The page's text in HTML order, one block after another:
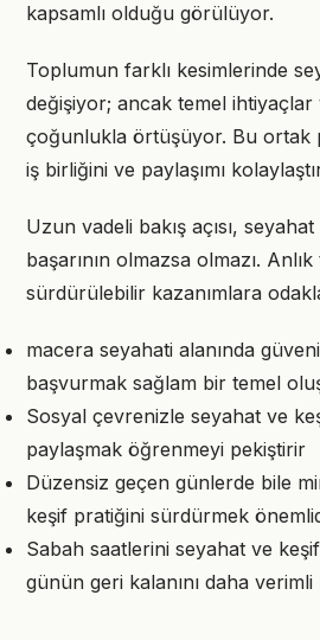
kapsamlı olduğu görülüyor.
Toplumun farklı kesimlerinde
değişiyor; ancak temel ihtiyaçlar
çoğunlukla örtüşüyor. Bu ortak
iş birliğini ve paylaşımı
Uzun vadeli bakış açısı,
başarının olmazsa olmazı.
sürdürülebilir kazanımlara
macera seyahati alanında
başvurmak sağlam bir temel
Sosyal çevrenizle seyahat ve
paylaşmak öğrenmeyi pekiştirir
Düzensiz geçen günlerde bile
keşif pratiğini sürdürmek
Sabah saatlerini seyahat ve
günün geri kalanını daha verimli